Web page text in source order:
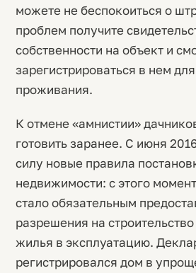
можете не беспокоиться о
проблем получите
собственности на объект и
зарегистрироваться в нем
проживания.
К отмене «амнистии»
готовить заранее. С июня
силу новые правила
недвижимости: с этого
стало обязательным
разрешения на
жилья в эксплуатацию.
регистрировался дом в